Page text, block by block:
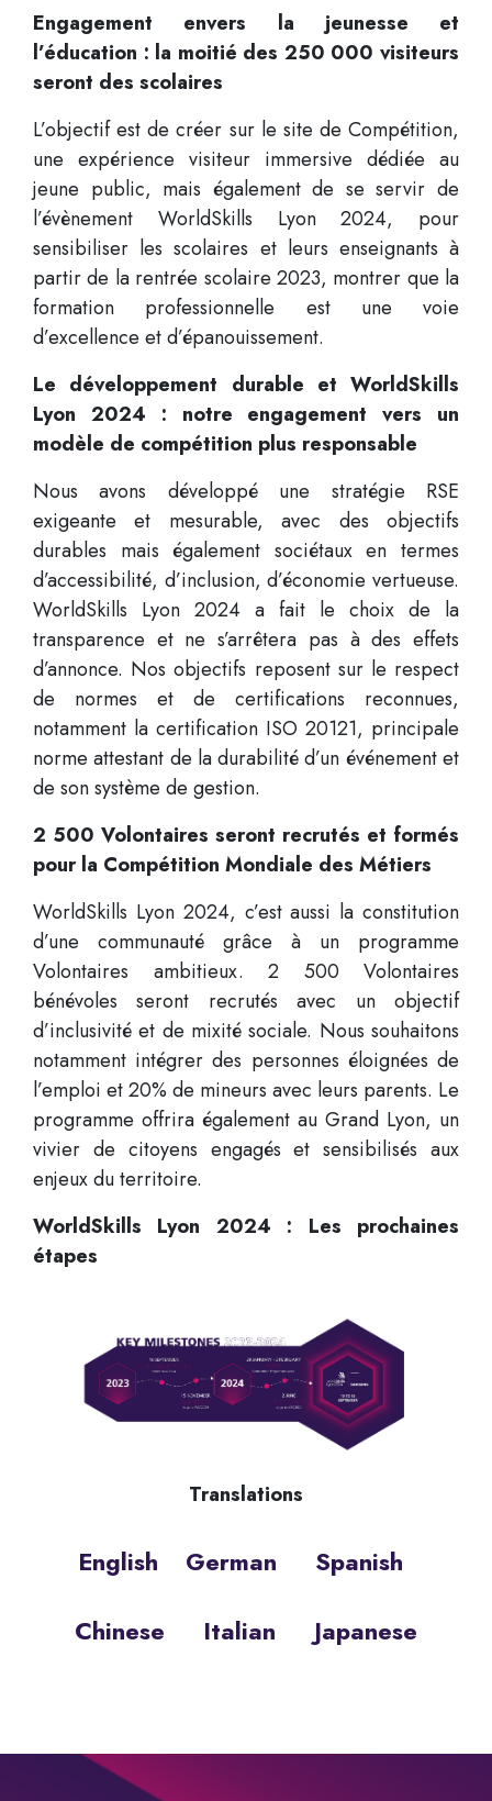
Engagement envers la jeunesse et
l’éducation : la moitié des 250 000 visiteurs
seront des scolaires
L’objectif est de créer sur le site de Compétition,
une expérience visiteur immersive dédiée au
jeune public, mais également de se servir de
l’évènement WorldSkills Lyon 2024, pour
sensibiliser les scolaires et leurs enseignants à
partir de la rentrée scolaire 2023, montrer que la
formation professionnelle est une voie
d’excellence et d’épanouissement.
Le développement durable et WorldSkills
Lyon 2024 : notre engagement vers un
modèle de compétition plus responsable
Nous avons développé une stratégie RSE
exigeante et mesurable, avec des objectifs
durables mais également sociétaux en termes
d’accessibilité, d’inclusion, d’économie vertueuse.
WorldSkills Lyon 2024 a fait le choix de la
transparence et ne s’arrêtera pas à des effets
d’annonce. Nos objectifs reposent sur le respect
de normes et de certifications reconnues,
notamment la certification ISO 20121, principale
norme attestant de la durabilité d’un événement et
de son système de gestion.
2 500 Volontaires seront recrutés et formés
pour la Compétition Mondiale des Métiers
WorldSkills Lyon 2024, c’est aussi la constitution
d’une communauté grâce à un programme
Volontaires ambitieux. 2 500 Volontaires
bénévoles seront recrutés avec un objectif
d’inclusivité et de mixité sociale. Nous souhaitons
notamment intégrer des personnes éloignées de
l’emploi et 20% de mineurs avec leurs parents. Le
programme offrira également au Grand Lyon, un
vivier de citoyens engagés et sensibilisés aux
enjeux du territoire.
WorldSkills Lyon 2024 : Les prochaines
étapes
Translations
English German
Spanish
Chinese
Italian Japanese